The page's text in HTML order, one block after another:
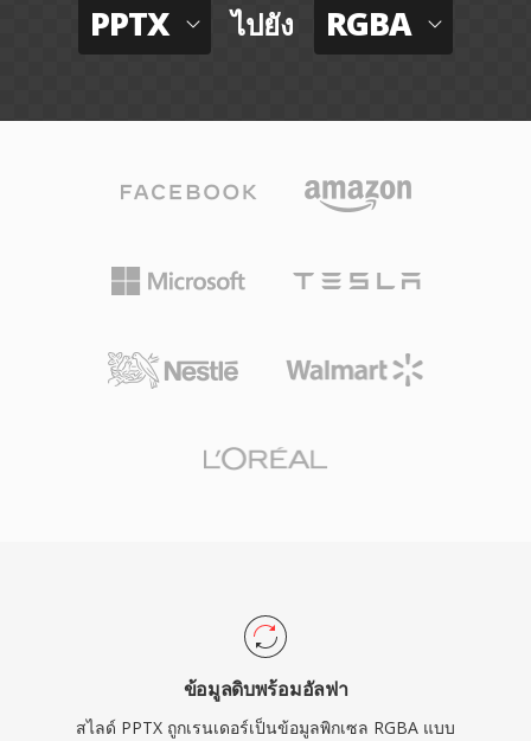
PPTX ไปยัง RGBA
ข้อมูลดิบพร้อมอัลฟา
สไลด์ PPTX ถูกเรนเดอร์เป็นข้อมูลพิกเซล RGBA แบบ